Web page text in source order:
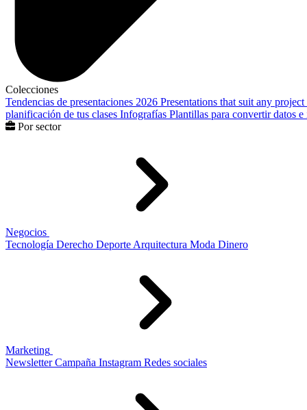
Colecciones
Tendencias de presentaciones 2026 Presentations that suit any project
planificación de tus clases Infografías Plantillas para convertir datos
Por sector
Negocios
Tecnología Derecho Deporte Arquitectura Moda Dinero
Marketing
Newsletter Campaña Instagram Redes sociales